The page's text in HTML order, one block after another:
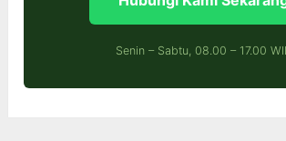
Senin – Sabtu, 08.00 – 17.00